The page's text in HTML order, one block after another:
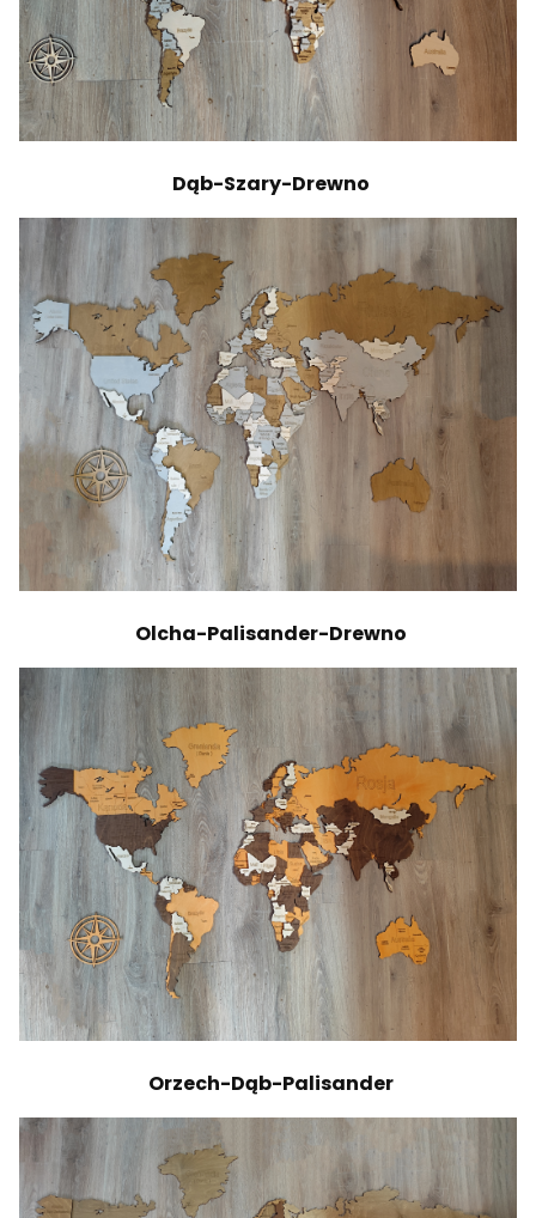
Dąb-Szary-Drewno
Olcha-Palisander-Drewno
Orzech-Dąb-Palisander